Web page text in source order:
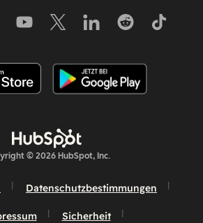
© 2026 HubSpot, Inc.
Datenschutzbestimmungen
Sicherheit